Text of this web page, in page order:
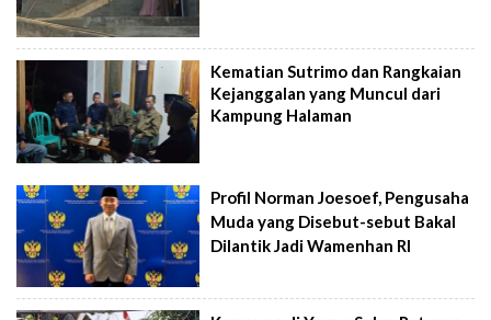
Kematian Sutrimo dan Rangkaian
Kejanggalan yang Muncul dari
Kampung Halaman
Profil Norman Joesoef, Pengusaha
Muda yang Disebut-sebut Bakal
Dilantik Jadi Wamenhan RI